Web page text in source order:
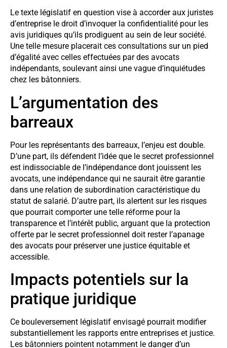
Le texte législatif en question vise à accorder aux juristes
d’entreprise le droit d’invoquer la confidentialité pour les
avis juridiques qu’ils prodiguent au sein de leur société.
Une telle mesure placerait ces consultations sur un pied
d’égalité avec celles effectuées par des avocats
indépendants, soulevant ainsi une vague d’inquiétudes
chez les bâtonniers.
L’argumentation des
barreaux
Pour les représentants des barreaux, l’enjeu est double.
D’une part, ils défendent l’idée que le secret professionnel
est indissociable de l’indépendance dont jouissent les
avocats, une indépendance qui ne saurait être garantie
dans une relation de subordination caractéristique du
statut de salarié. D’autre part, ils alertent sur les risques
que pourrait comporter une telle réforme pour la
transparence et l’intérêt public, arguant que la protection
offerte par le secret professionnel doit rester l’apanage
des avocats pour préserver une justice équitable et
accessible.
Impacts potentiels sur la
pratique juridique
Ce bouleversement législatif envisagé pourrait modifier
substantiellement les rapports entre entreprises et justice.
Les bâtonniers pointent notamment le danger d’un